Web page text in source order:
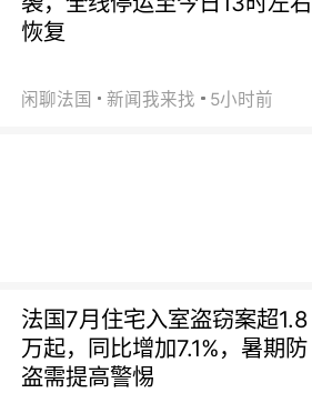
恢复
闲聊法国 新闻我来找 5小时前
法国7月住宅入室盗窃案超1.8
万起，同比增加7.1%，暑期防
盗需提高警惕